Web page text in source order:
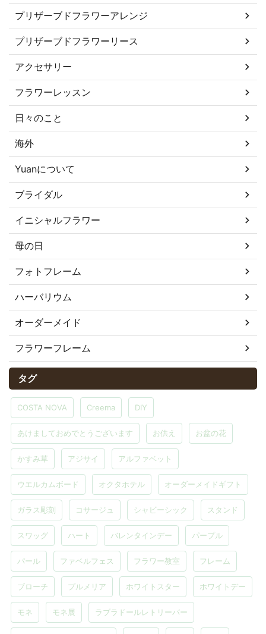
プリザーブドフラワーアレンジ
プリザーブドフラワーリース
アクセサリー
フラワーレッスン
日々のこと
海外
Yuanについて
ブライダル
イニシャルフラワー
母の日
フォトフレーム
ハーバリウム
オーダーメイド
フラワーフレーム
タグ
COSTA NOVA Creema DIY
あけましておめでとうございます お供え お盆の花
かすみ草 アジサイ アルファベット
ウエルカムボード オクタホテル オーダーメイドギフト
ガラス彫刻 コサージュ シャビーシック スタンド
スワッグ ハート バレンタインデー パープル
パール ファベルフェス フラワー教室 フレーム
ブローチ プルメリア ホワイトスター ホワイトデー
モネ モネ展 ラブラドールレトリーバー